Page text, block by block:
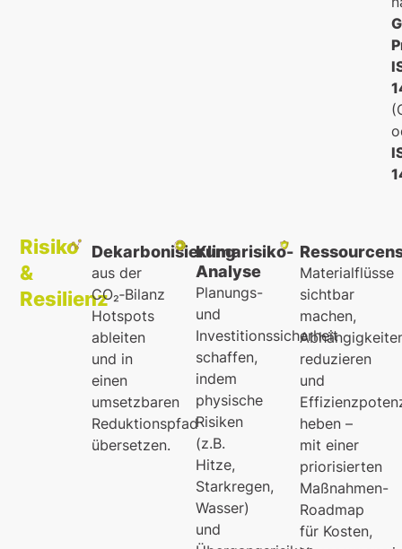
Risiko
&
Resilienz
Dekarbonisierung
aus der
CO₂‑Bilanz
Hotspots
ableiten
und in
einen
umsetzbaren
Reduktionspfad
übersetzen.
Klimarisiko-
Analyse
Planungs-
und
Investitionssicherheit
schaffen,
indem
physische
Risiken
(z.B.
Hitze,
Starkregen,
Wasser)
und
Materialflüsse
sichtbar
machen,
reduzieren
und
heben –
mit einer
priorisierten
Maßnahmen-
Roadmap
für Kosten,